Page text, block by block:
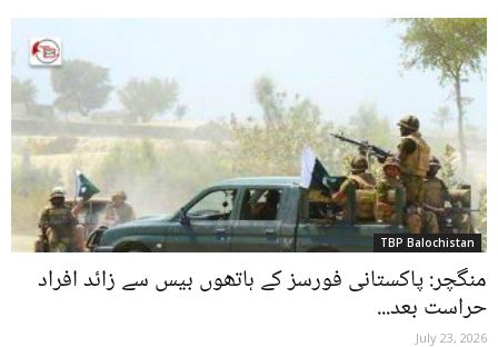
TBP Balochistan
منگچر: پاکستانی فورسز کے ہاتھوں بیس سے زائد افراد
حراست بعد...
July 23, 2026